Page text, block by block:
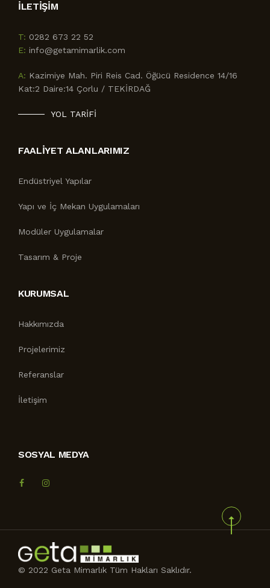
İLETIŞIM
T: 0282 673 22 52
E: info@getamimarlik.com
A: Kazimiye Mah. Piri Reis Cad. Öğücü Residence 14/16
Kat:2 Daire:14 Çorlu / TEKİRDAĞ
YOL TARİFİ
FAALİYET ALANLARIMIZ
Endüstriyel Yapılar
Yapı ve İç Mekan Uygulamaları
Modüler Uygulamalar
Tasarım & Proje
KURUMSAL
Hakkımızda
Projelerimiz
Referanslar
İletişim
SOSYAL MEDYA
© 2022 Geta Mimarlık Tüm Hakları Saklıdır.